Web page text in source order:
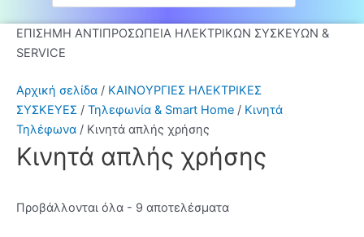
Αρχική σελίδα / ΚΑΙΝΟΥΡΓΙΕΣ ΗΛΕΚΤΡΙΚΕΣ
ΣΥΣΚΕΥΕΣ / Τηλεφωνία & Smart Home / Κινητά
Τηλέφωνα / Κινητά απλής χρήσης
Κινητά απλής χρήσης
Προβάλλονται όλα - 9 αποτελέσματα
ΕΠΙΣΗΜΗ ΑΝΤΙΠΡΟΣΩΠΕΙΑ ΗΛΕΚΤΡΙΚΩΝ ΣΥΣΚΕΥΩΝ &
SERVICE